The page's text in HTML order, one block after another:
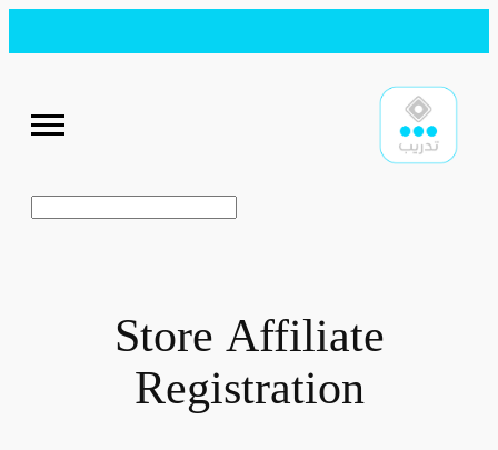
إلى
Store Affiliate
Registration